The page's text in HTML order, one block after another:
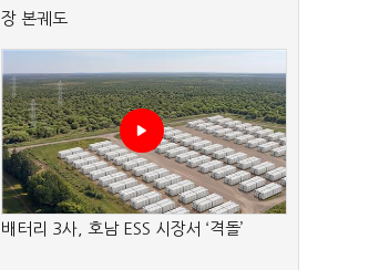
장 본궤도
배터리 3사, 호남 ESS 시장서 ‘격돌’